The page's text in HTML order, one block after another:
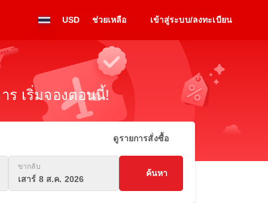
USD ช่วยเหลือ เข้าสู่ระบบ/ลงทะเบียน
ร เริ่มจองตอนนี้!
ดูรายการสั่งซื้อ
ขากลับ
เสาร์ 8 ส.ค. 2026
ค้นหา